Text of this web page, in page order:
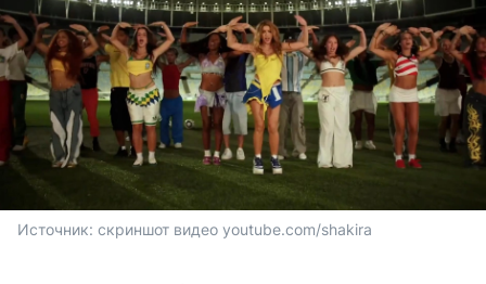
Источник: скриншот видео youtube.com/shakira